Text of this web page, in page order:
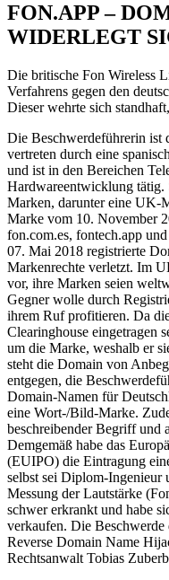
FON.APP –
WIDERLEGT
Die britische Fon Wireless
Verfahrens gegen den
Dieser wehrte sich
Die Beschwerdeführerin ist
vertreten durch eine
und ist in den Bereichen
Hardwareentwicklung tätig.
Marken, darunter eine UK-
Marke vom 10. November
fon.com.es, fontech.app
07. Mai 2018 registrierte
Markenrechte verletzt. Im
vor, ihre Marken seien
Gegner wolle durch
ihrem Ruf profitieren. Da
Clearinghouse eingetragen
um die Marke, weshalb er
steht die Domain von
entgegen, die
Domain-Namen für
eine Wort-/Bild-Marke.
beschreibender Begriff und
Demgemäß habe das
(EUIPO) die Eintragung
selbst sei Diplom-Ingenieur
Messung der Lautstärke
schwer erkrankt und habe
verkaufen. Die
Reverse Domain Name
Rechtsanwalt Tobias